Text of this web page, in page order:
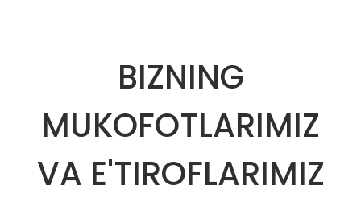
BIZNING
MUKOFOTLARIMIZ
VA E'TIROFLARIMIZ